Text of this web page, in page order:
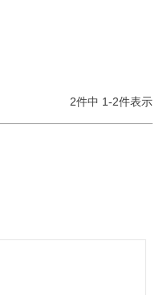
2件中 1-2件表示